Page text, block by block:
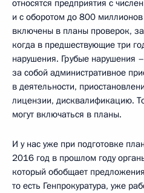
относятся предприятия с
и с оборотом до 800 миллионов
включены в планы проверок,
когда в предшествующие три
нарушения. Грубые нарушения
за собой административное
в деятельности,
лицензии, дисквалификацию.
могут включаться в планы.
И у нас уже при подготовке
2016 год в прошлом году
который обобщает
то есть Генпрокуратура, уже